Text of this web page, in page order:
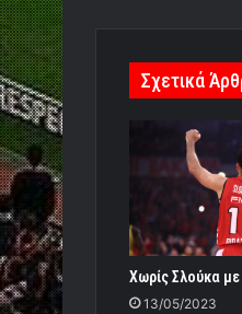
Σχετικά
Χωρίς Σλούκα
13/05/2023